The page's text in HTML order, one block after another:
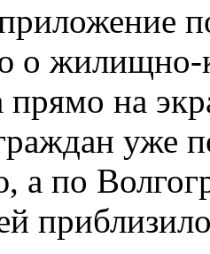
о жилищно-
на
уже
а по